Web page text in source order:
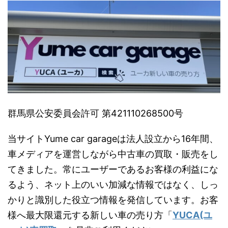
群馬県公安委員会許可 第421110268500号
当サイトYume car garageは法人設立から16年間、
車メディアを運営しながら中古車の買取・販売をし
てきました。常にユーザーであるお客様の利益にな
るよう、ネット上のいい加減な情報ではなく、しっ
かりと識別した役立つ情報を発信しています。お客
様へ最大限還元する新しい車の売り方「YUCA(ユ